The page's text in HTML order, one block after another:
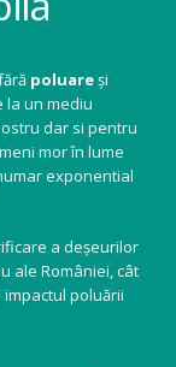
poluareși
la un mediu
dar si pentru
mor în lume
exponential
a deșeurilor
ale României, cât
poluării